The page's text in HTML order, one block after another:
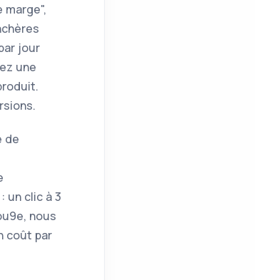
jour
une
de
un clic à 3
nous
coût par